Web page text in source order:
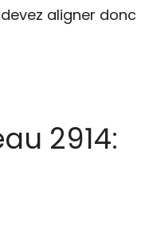
aligner
2914: